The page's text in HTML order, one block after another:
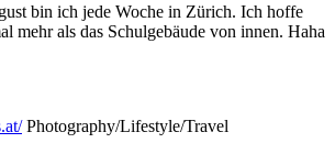
bin ich jede Woche in Zürich. Ich hoffe
mehr als das Schulgebäude von innen. Haha
Photography/Lifestyle/Travel